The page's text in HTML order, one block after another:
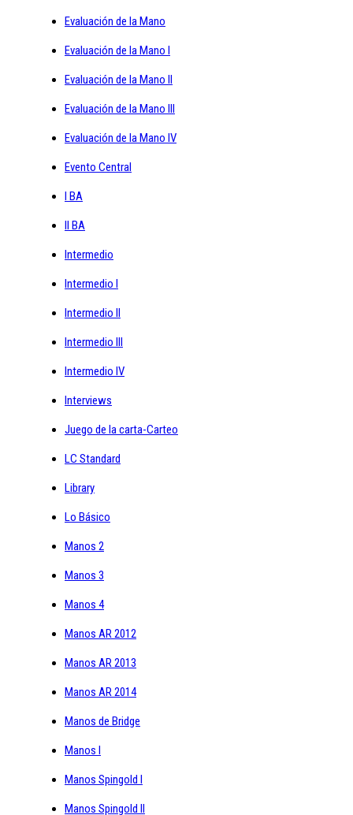
Evaluación de la Mano
Evaluación de la Mano I
Evaluación de la Mano II
Evaluación de la Mano III
Evaluación de la Mano IV
Evento Central
I BA
II BA
Intermedio
Intermedio I
Intermedio II
Intermedio III
Intermedio IV
Interviews
Juego de la carta-Carteo
LC Standard
Library
Lo Básico
Manos 2
Manos 3
Manos 4
Manos AR 2012
Manos AR 2013
Manos AR 2014
Manos de Bridge
Manos I
Manos Spingold I
Manos Spingold II